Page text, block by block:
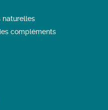
naturelles
compléments